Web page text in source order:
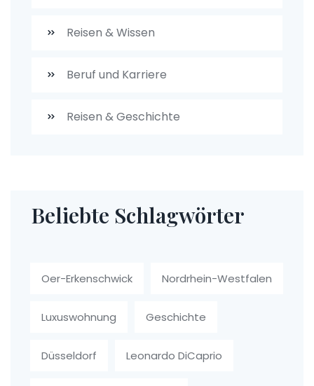
Reisen & Wissen
Beruf und Karriere
Reisen & Geschichte
Beliebte Schlagwörter
Oer-Erkenschwick Nordrhein-Westfalen
Luxuswohnung Geschichte
Düsseldorf Leonardo DiCaprio